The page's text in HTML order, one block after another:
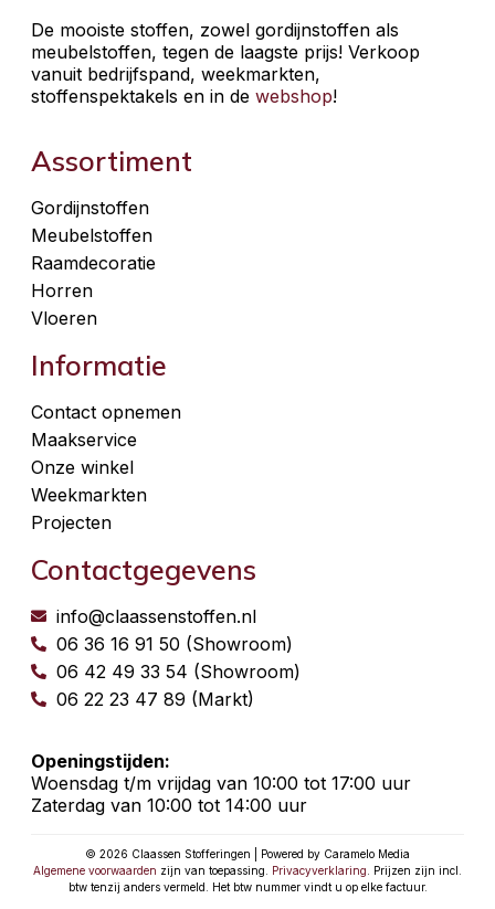
De mooiste stoffen, zowel gordijnstoffen als
meubelstoffen, tegen de laagste prijs! Verkoop
vanuit bedrijfspand, weekmarkten,
stoffenspektakels en in de webshop!
Assortiment
Gordijnstoffen
Meubelstoffen
Raamdecoratie
Horren
Vloeren
Informatie
Contact opnemen
Maakservice
Onze winkel
Weekmarkten
Projecten
Contactgegevens
info@claassenstoffen.nl
06 36 16 91 50 (Showroom)
06 42 49 33 54 (Showroom)
06 22 23 47 89 (Markt)
Openingstijden:
Woensdag t/m vrijdag van 10:00 tot 17:00 uur
Zaterdag van 10:00 tot 14:00 uur
© 2026 Claassen Stofferingen | Powered by Caramelo Media
Algemene voorwaarden zijn van toepassing. Privacyverklaring . Prijzen zijn incl.
btw tenzij anders vermeld. Het btw nummer vindt u op elke factuur.